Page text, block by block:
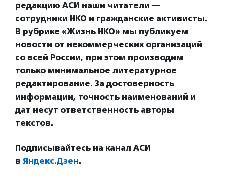
редакцию АСИ наши читатели —
сотрудники НКО и гражданские активисты.
В рубрике «Жизнь НКО» мы публикуем
новости от некоммерческих организаций
со всей России, при этом производим
только минимальное литературное
редактирование. За достоверность
информации, точность наименований и
дат несут ответственность авторы
текстов.
Подписывайтесь на канал АСИ
в Яндекс.Дзен.